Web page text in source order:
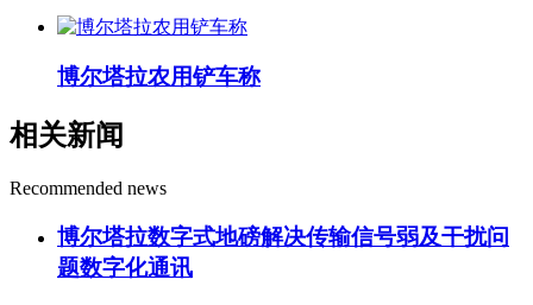
博尔塔拉农用铲车称
相关新闻
Recommended news
博尔塔拉数字式地磅解决传输信号弱及干扰问
题数字化通讯